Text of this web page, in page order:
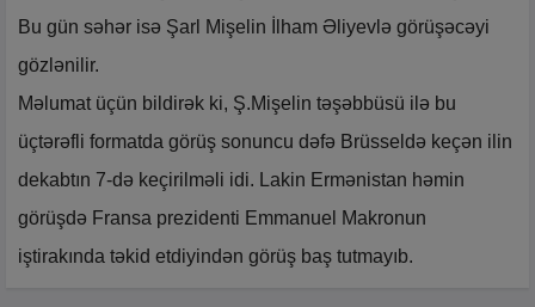
Bu gün səhər isə Şarl Mişelin İlham Əliyevlə görüşəcəyi
gözlənilir.
Məlumat üçün bildirək ki, Ş.Mişelin təşəbbüsü ilə bu
üçtərəfli formatda görüş sonuncu dəfə Brüsseldə keçən ilin
dekabtın 7-də keçirilməli idi. Lakin Ermənistan həmin
görüşdə Fransa prezidenti Emmanuel Makronun
iştirakında təkid etdiyindən görüş baş tutmayıb.